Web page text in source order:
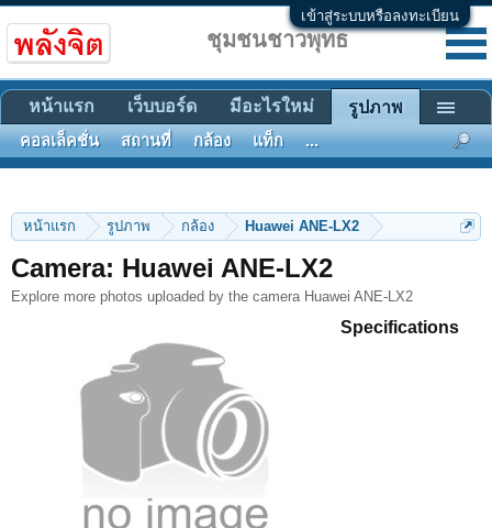
เข้าสู่ระบบหรือลงทะเบียน
หน้าแรก รูปภาพ กล้อง Huawei ANE-LX2
Camera: Huawei ANE-LX2
Explore more photos uploaded by the camera Huawei ANE-LX2
Specifications
ชุมชนชาวพุทธ
หน้าแรก เว็บบอร์ด มีอะไรใหม่ รูปภาพ
คอลเล็คชั่น สถานที่ กล้อง แท็ก ...